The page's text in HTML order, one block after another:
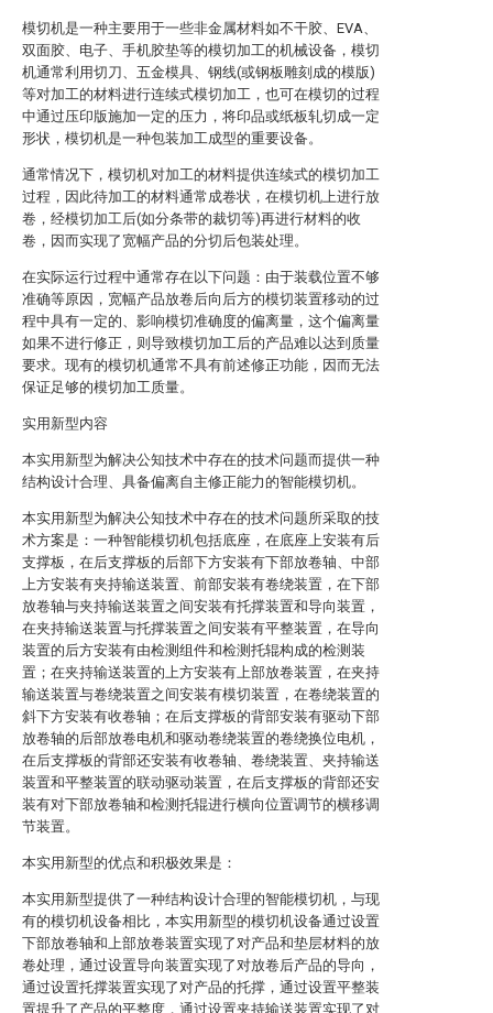
模切机是一种主要用于一些非金属材料如不干胶、EVA、
双面胶、电子、手机胶垫等的模切加工的机械设备，模切
机通常利用切刀、五金模具、钢线(或钢板雕刻成的模版)
等对加工的材料进行连续式模切加工，也可在模切的过程
中通过压印版施加一定的压力，将印品或纸板轧切成一定
形状，模切机是一种包装加工成型的重要设备。
通常情况下，模切机对加工的材料提供连续式的模切加工
过程，因此待加工的材料通常成卷状，在模切机上进行放
卷，经模切加工后(如分条带的裁切等)再进行材料的收
卷，因而实现了宽幅产品的分切后包装处理。
在实际运行过程中通常存在以下问题：由于装载位置不够
准确等原因，宽幅产品放卷后向后方的模切装置移动的过
程中具有一定的、影响模切准确度的偏离量，这个偏离量
如果不进行修正，则导致模切加工后的产品难以达到质量
要求。现有的模切机通常不具有前述修正功能，因而无法
保证足够的模切加工质量。
实用新型内容
本实用新型为解决公知技术中存在的技术问题而提供一种
结构设计合理、具备偏离自主修正能力的智能模切机。
本实用新型为解决公知技术中存在的技术问题所采取的技
术方案是：一种智能模切机包括底座，在底座上安装有后
支撑板，在后支撑板的后部下方安装有下部放卷轴、中部
上方安装有夹持输送装置、前部安装有卷绕装置，在下部
放卷轴与夹持输送装置之间安装有托撑装置和导向装置，
在夹持输送装置与托撑装置之间安装有平整装置，在导向
装置的后方安装有由检测组件和检测托辊构成的检测装
置；在夹持输送装置的上方安装有上部放卷装置，在夹持
输送装置与卷绕装置之间安装有模切装置，在卷绕装置的
斜下方安装有收卷轴；在后支撑板的背部安装有驱动下部
放卷轴的后部放卷电机和驱动卷绕装置的卷绕换位电机，
在后支撑板的背部还安装有收卷轴、卷绕装置、夹持输送
装置和平整装置的联动驱动装置，在后支撑板的背部还安
装有对下部放卷轴和检测托辊进行横向位置调节的横移调
节装置。
本实用新型的优点和积极效果是：
本实用新型提供了一种结构设计合理的智能模切机，与现
有的模切机设备相比，本实用新型的模切机设备通过设置
下部放卷轴和上部放卷装置实现了对产品和垫层材料的放
卷处理，通过设置导向装置实现了对放卷后产品的导向，
通过设置托撑装置实现了对产品的托撑，通过设置平整装
置提升了产品的平整度，通过设置夹持输送装置实现了对